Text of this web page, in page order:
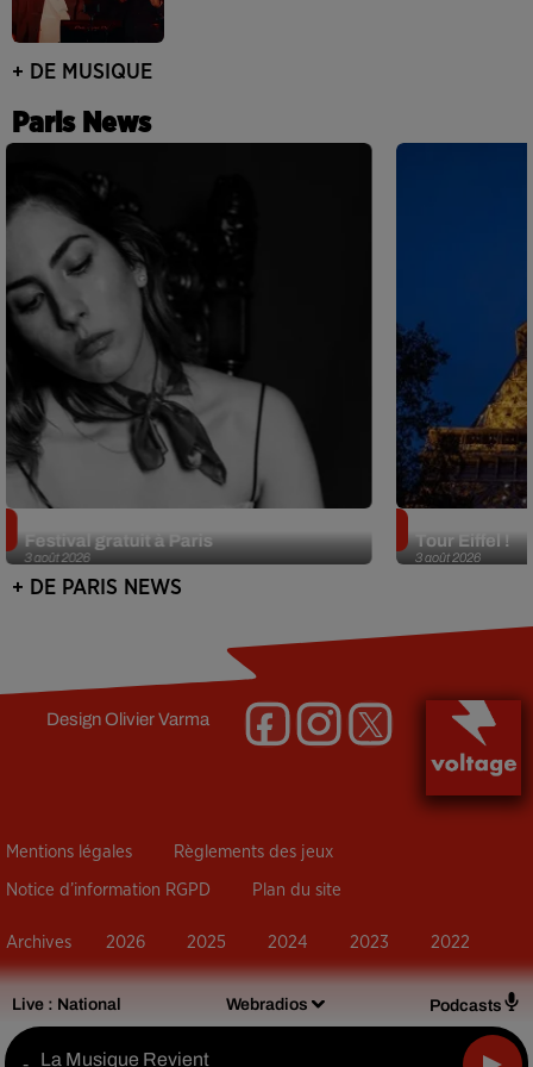
Live : National Webradios Podcasts
La Musique Revient
+ DE MUSIQUE
Paris News
3 août 2026
Festival gratuit à Paris
3 août 2026
Tour Eiffel !
+ DE PARIS NEWS
DesignOlivier Varma
Mentions légales Règlements des jeux
Notice d’information RGPD Plan du site
Archives 2026 2025 2024 2023 2022